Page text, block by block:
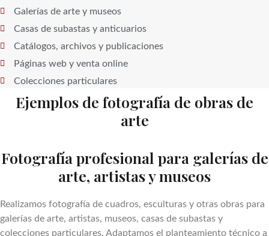
Galerías de arte y museos
Casas de subastas y anticuarios
Catálogos, archivos y publicaciones
Páginas web y venta online
Colecciones particulares
Ejemplos de fotografía de obras de
arte
Fotografía profesional para galerías de
arte, artistas y museos
Realizamos fotografía de cuadros, esculturas y otras obras para
galerías de arte, artistas, museos, casas de subastas y
colecciones particulares. Adaptamos el planteamiento técnico a